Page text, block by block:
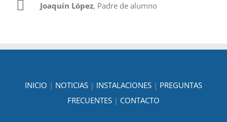
Joaquín López, Padre de alumno
INICIO | NOTICIAS | INSTALACIONES | PREGUNTAS
FRECUENTES | CONTACTO